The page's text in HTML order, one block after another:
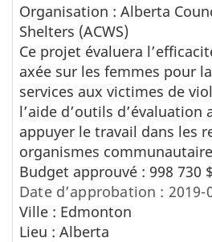
Organisation : Alberta
Shelters (ACWS)
Ce projet évaluera
axée sur les femmes pour
services aux victimes de
l’aide d’outils d’évaluation
appuyer le travail dans les
organismes
Budget approuvé : 998 730 $
Date d’approbation : 2019-
Ville : Edmonton
Lieu : Alberta